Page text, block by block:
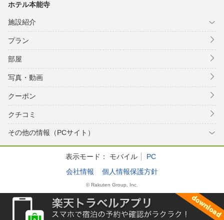
ホテル本能寺
施設紹介
プラン
部屋
写真・動画
クーポン
クチコミ
その他の情報（PCサイト）
表示モード： モバイル
PC
会社情報
個人情報保護方針
© Rakuten Group, Inc.